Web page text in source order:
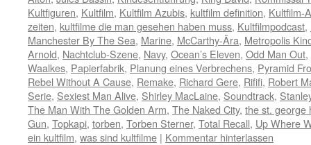
Kultfiguren, Kultfilm, Kultfilm Azubis, kultfilm definition, Kultfilm-
zeiten, kultfilme die man gesehen haben muss, Kultfilmpodcast,
Manchester By The Sea, Marine, McCarthy-Ära, Metropolis
Arnold, Nachtclub-Szene, Navy, Ocean’s Eleven, Odd Man Out,
Waalkes, Papierfabrik, Planung eines Verbrechens, Pyramid
Rebel Without A Cause, Remake, Richard Gere, Rififi, Robert
Serie, Sexiest Man Alive, Shirley MacLaine, Soundtrack,
The Man With The Golden Arm, The Naked City, the st. george
Gun, Topkapi, torben, Torben Sterner, Total Recall, Up Where
ein kultfilm, was sind kultfilme | Kommentar hinterlassen